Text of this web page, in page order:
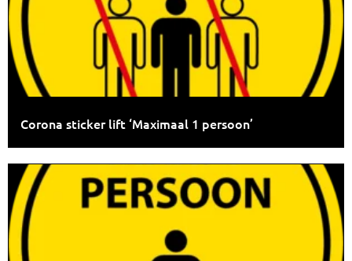
Corona sticker lift ‘Maximaal 1 persoon’